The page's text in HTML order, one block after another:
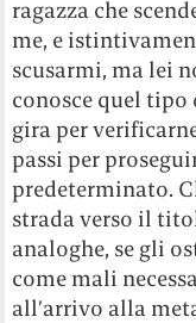
ragazza che
me, e
scusarmi, ma lei
conosce quel
gira per
passi per
predeterminato.
strada verso il
analoghe, se gli
come mali
all’arrivo alla